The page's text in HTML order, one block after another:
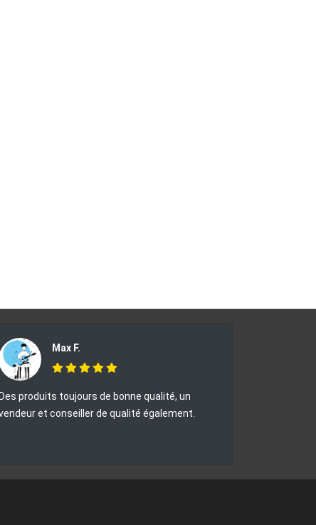
Max F.
Des produits toujours de bonne qualité, un
et conseiller de qualité également.